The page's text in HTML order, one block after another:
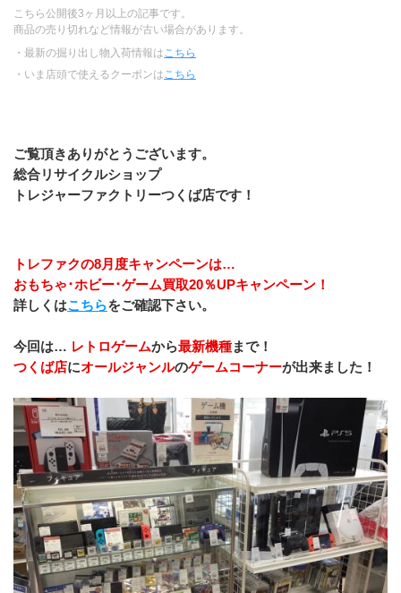
こちら公開後3ヶ月以上の記事です。
商品の売り切れなど情報が古い場合があります。
・最新の掘り出し物入荷情報は こちら
・いま店頭で使えるクーポンは こちら
ご覧頂きありがとうございます。
総合リサイクルショップ
トレジャーファクトリーつくば店です！
トレファクの8月度キャンペーンは…
おもちゃ･ホビー･ゲーム買取20％UPキャンペーン！
詳しくはこちらをご確認下さい。
今回は… レトロゲームから最新機種まで！
つくば店にオールジャンルのゲームコーナーが出来ました！